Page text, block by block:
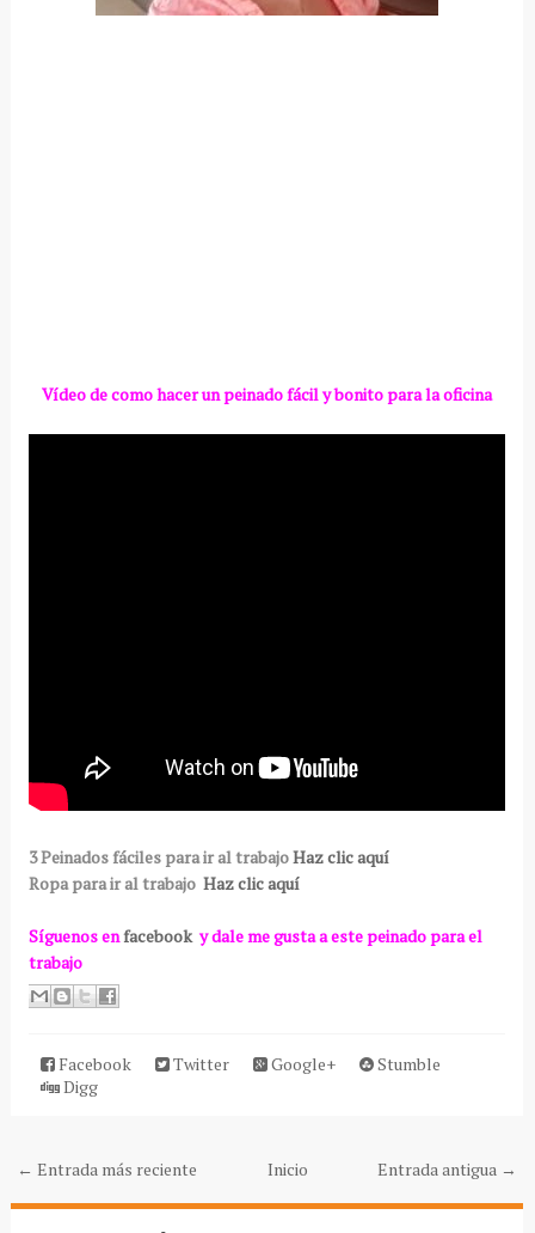
Vídeo de como hacer un peinado fácil y bonito para la oficina
3 Peinados fáciles para ir al trabajoHaz clic aquí
Ropa para ir al trabajo Haz clic aquí
Síguenos enfacebook y dale me gusta a este peinado para el
trabajo
Facebook Twitter Google+
Stumble
Digg
← Entrada más reciente Entrada antigua →
Inicio